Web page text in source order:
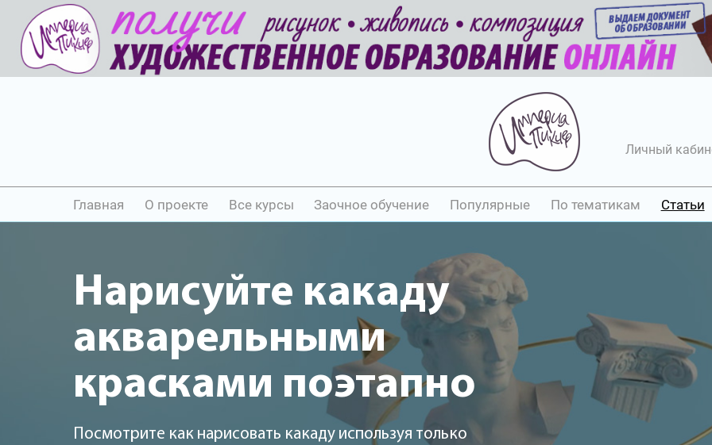
Личный
Главная О проекте Все курсы Заочное обучение Популярные По тематикам Статьи
Нарисуйте какаду
акварельными
красками поэтапно
Посмотрите как нарисовать какаду используя только